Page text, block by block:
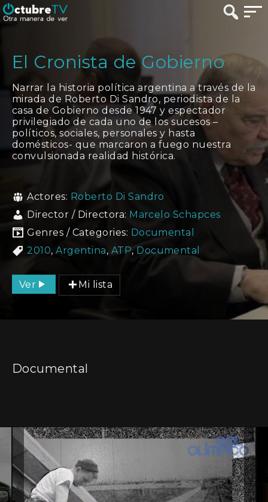
El Cronista de Gobierno
Narrar la historia política argentina a través de la
mirada de Roberto Di Sandro, periodista de la
casa de Gobierno desde 1947 y espectador
privilegiado de cada uno de los sucesos –
políticos, sociales, personales y hasta
domésticos- que marcaron a fuego nuestra
convulsionada realidad histórica.
Actores: Roberto Di Sandro
Director / Directora: Marcelo Schapces
Genres / Categories: Documental
2010,Argentina, ATP,Documental
Ver Mi lista
Documental